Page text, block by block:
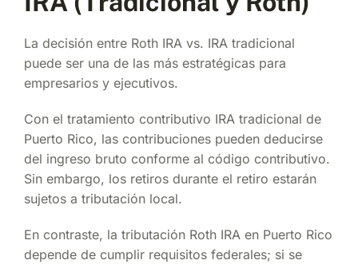
La decisión entre Roth IRA vs. IRA tradicional
puede ser una de las más estratégicas para
empresarios y ejecutivos.
Con el tratamiento contributivo IRA tradicional de
Puerto Rico, las contribuciones pueden deducirse
del ingreso bruto conforme al código contributivo.
Sin embargo, los retiros durante el retiro estarán
sujetos a tributación local.
En contraste, la tributación Roth IRA en Puerto Rico
depende de cumplir requisitos federales; si se